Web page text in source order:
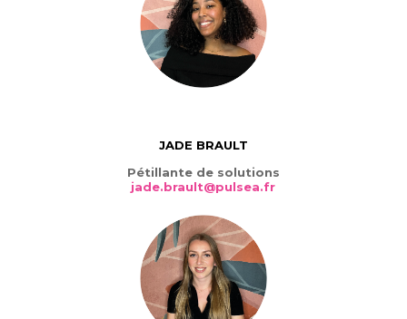
JADE BRAULT
Pétillante de solutions
jade.brault@pulsea.fr